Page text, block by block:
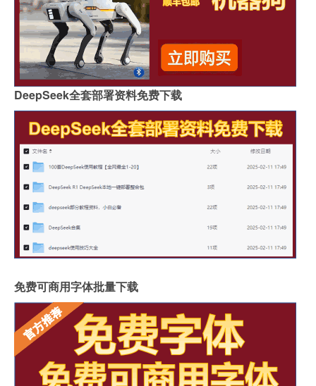
DeepSeek全套部署资料免费下载
免费可商用字体批量下载